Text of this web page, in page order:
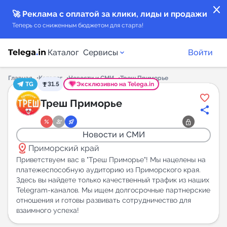
close
🚀 Реклама с оплатой за клики, лиды и продажи
Теперь со сниженным бюджетом для старта!
Каталог Сервисы
Каталог каналов
Каталог ботов
Горящие предложения
Индекс читаемости каналов в Telegram
Аналитика MAX каналов
New
Войти
Главная Каталог Новости и СМИ
Треш Приморье
TG
31.5 Эксклюзивно на Telega.in
Треш Приморье
Новости и СМИ
distance Приморский край
Приветствуем вас в "Треш Приморье"! Мы нацелены на
платежеспособную аудиторию из Приморского края.
Здесь вы найдете только качественный трафик из наших
Telegram-каналов. Мы ищем долгосрочные партнерские
отношения и готовы развивать сотрудничество для
взаимного успеха!